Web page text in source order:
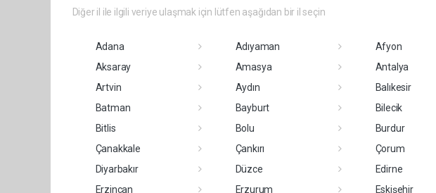
Diğer il ile ilgili veriye ulaşmak için lütfen aşağıdan bir il seçin
Adana Adıyaman Afyon
Aksaray
Amasya Antalya
Artvin
Aydın Balıkesir
Batman
Bayburt Bilecik
Bitlis
Bolu Burdur
Çanakkale
Çankırı Çorum
Diyarbakır
Düzce Edirne
Erzincan
Erzurum Eskişehir